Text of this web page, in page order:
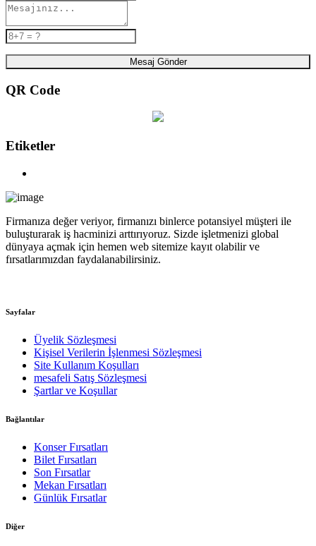
Mesaj Gönder
QR Code
Etiketler
Firmanıza değer veriyor, firmanızı binlerce potansiyel müşteri ile
buluşturarak iş hacminizi arttırıyoruz. Sizde işletmenizi global
dünyaya açmak için hemen web sitemize kayıt olabilir ve
fırsatlarımızdan faydalanabilirsiniz.
Sayfalar
Üyelik Sözleşmesi
Kişisel Verilerin İşlenmesi Sözleşmesi
Site Kullanım Koşulları
mesafeli Satış Sözleşmesi
Şartlar ve Koşullar
Bağlantılar
Konser Fırsatları
Bilet Fırsatları
Son Fırsatlar
Mekan Fırsatları
Günlük Fırsatlar
Diğer